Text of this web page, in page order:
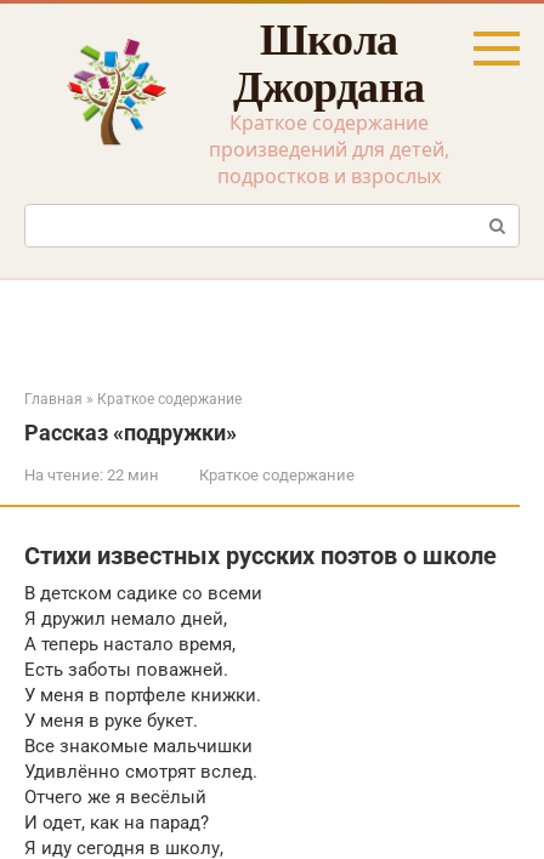
Перейти
Школа
Джордана
Краткое содержание
произведений для детей,
подростков и взрослых
Поиск:
Главная » Краткое содержание
Рассказ «подружки»
На чтение: 22 мин Краткое содержание
Стихи известных русских поэтов о школе
В детском садике со всеми
Я дружил немало дней,
А теперь настало время,
Есть заботы поважней.
У меня в портфеле книжки.
У меня в руке букет.
Все знакомые мальчишки
Удивлённо смотрят вслед.
Отчего же я весёлый
И одет, как на парад?
Я иду сегодня в школу,